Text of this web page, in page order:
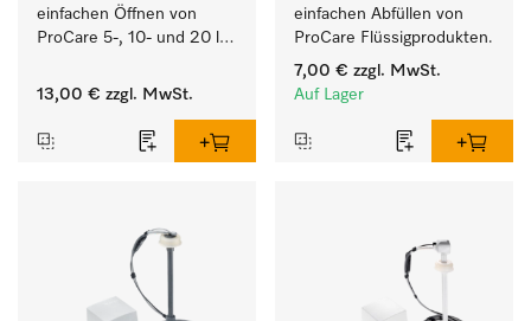
einfachen Öffnen von
ProCare 5-, 10- und 20 l
13,00 € zzgl. MwSt.
einfachen Abfüllen von
ProCare Flüssigprodukten.
7,00 € zzgl. MwSt.
Auf Lager